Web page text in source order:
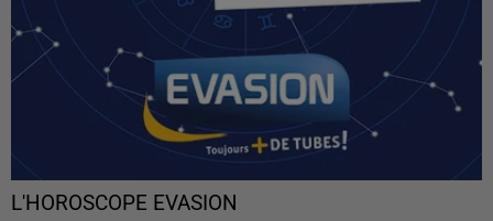
L'HOROSCOPE EVASION